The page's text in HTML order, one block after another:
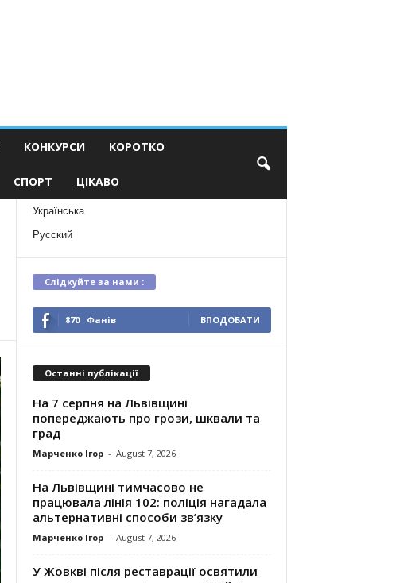
КОНКУРСИ КОРОТКО
СПОРТ ЦІКАВО
Українська
Русский
Слідкуйте за нами :
870 Фанів ВПОДОБАТИ
Останні публікації
На 7 серпня на Львівщині
попереджають про грози, шквали та
град
Марченко Ігор - August 7, 2026
На Львівщині тимчасово не
працювала лінія 102: поліція нагадала
альтернативні способи зв’язку
Марченко Ігор - August 7, 2026
У Жовкві після реставрації освятили